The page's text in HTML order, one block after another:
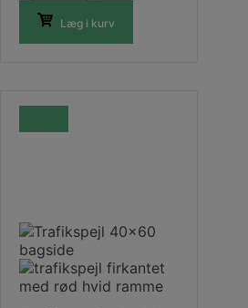
gul/hvid
refleks
Læg i kurv